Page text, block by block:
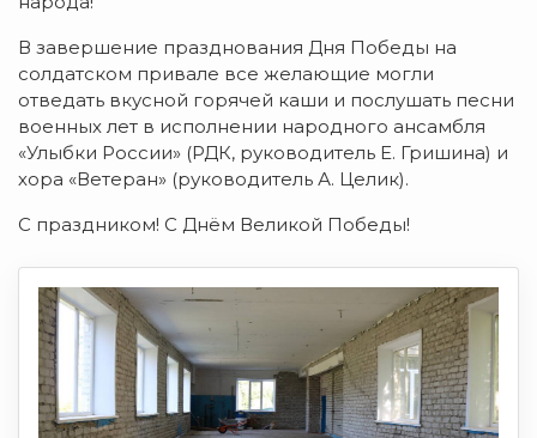
В завершение празднования Дня Победы на
солдатском привале все желающие могли
отведать вкусной горячей каши и послушать песни
военных лет в исполнении народного ансамбля
«Улыбки России» (РДК, руководитель Е. Гришина) и
хора «Ветеран» (руководитель А. Целик).
С праздником! С Днём Великой Победы!